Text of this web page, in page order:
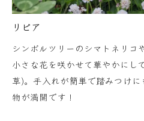
リピア
シンボルツリーのシマトネリコ
小さな花を咲かせて華やかにし
草)。手入れが簡単で踏みつけ
物が満開です！